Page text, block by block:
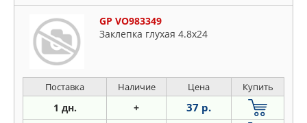
GP VO983349
Заклепка глухая 4.8x24
Поставка Наличие Цена Купить
1 дн. + 37 р.